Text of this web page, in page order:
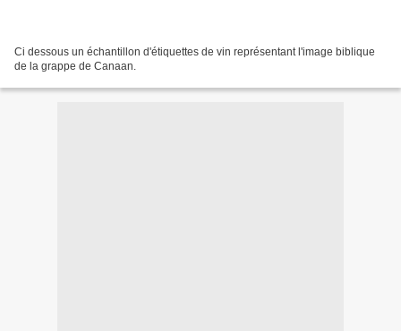
Ci dessous un échantillon d'étiquettes de vin représentant l'image biblique
de la grappe de Canaan.